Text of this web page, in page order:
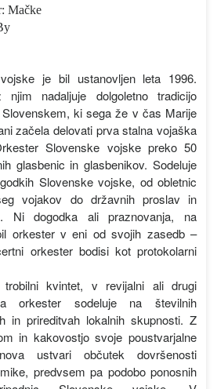
Mačke
je bil ustanovljen leta 1996.
nadaljuje dolgoletno tradicijo
ki sega že v čas Marije
začela delovati prva stalna vojaška
Slovenske vojske preko 50
glasbenic in glasbenikov. Sodeluje
Slovenske vojske, od obletnic
vojakov do državnih proslav in
Ni dogodka ali praznovanja, na
orkester v eni od svojih zasedb –
orkester bodisi kot protokolarni
kvintet, v revijalni ali drugi
orkester sodeluje na številnih
in prireditvah lokalnih skupnosti. Z
in kakovostjo svoje poustvarjalne
ustvari občutek dovršenosti
predvsem pa podobo ponosnih